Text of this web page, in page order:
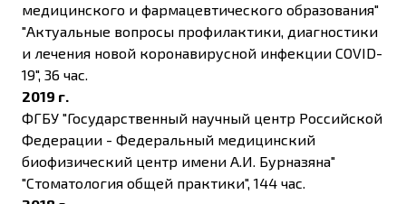
медицинского и фармацевтического образования"
"Актуальные вопросы профилактики, диагностики
и лечения новой коронавирусной инфекции COVID-
19", 36 час.
2019 г.
ФГБУ "Государственный научный центр Российской
Федерации - Федеральный медицинский
биофизический центр имени А.И. Бурназяна"
"Стоматология общей практики", 144 час.